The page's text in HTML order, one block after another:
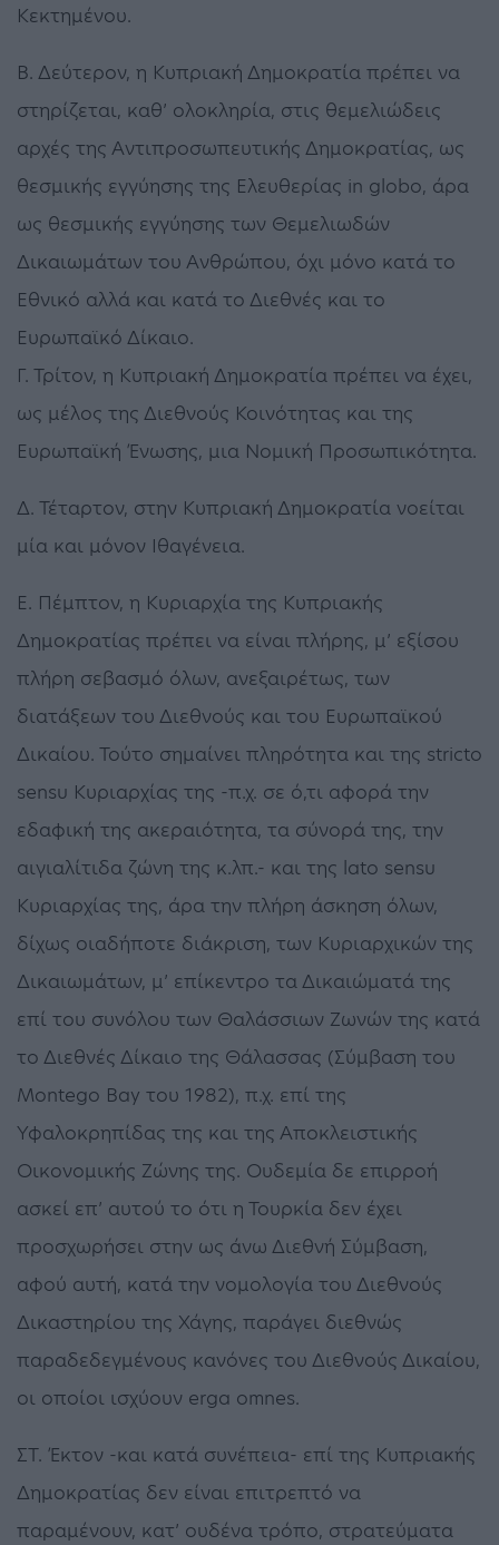
Κεκτημένου.
Β. Δεύτερον, η Κυπριακή Δημοκρατία πρέπει να
στηρίζεται, καθ’ ολοκληρία, στις θεμελιώδεις
αρχές της Αντιπροσωπευτικής Δημοκρατίας, ως
θεσμικής εγγύησης της Ελευθερίας in globo, άρα
ως θεσμικής εγγύησης των Θεμελιωδών
Δικαιωμάτων του Ανθρώπου, όχι μόνο κατά το
Εθνικό αλλά και κατά το Διεθνές και το
Ευρωπαϊκό Δίκαιο.
Γ. Τρίτον, η Κυπριακή Δημοκρατία πρέπει να έχει,
ως μέλος της Διεθνούς Κοινότητας και της
Ευρωπαϊκή Ένωσης, μια Νομική Προσωπικότητα.
Δ. Τέταρτον, στην Κυπριακή Δημοκρατία νοείται
μία και μόνον Ιθαγένεια.
Ε. Πέμπτον, η Κυριαρχία της Κυπριακής
Δημοκρατίας πρέπει να είναι πλήρης, μ’ εξίσου
πλήρη σεβασμό όλων, ανεξαιρέτως, των
διατάξεων του Διεθνούς και του Ευρωπαϊκού
Δικαίου. Τούτο σημαίνει πληρότητα και της stricto
sensu Κυριαρχίας της -π.χ. σε ό,τι αφορά την
εδαφική της ακεραιότητα, τα σύνορά της, την
αιγιαλίτιδα ζώνη της κ.λπ.- και της lato sensu
Κυριαρχίας της, άρα την πλήρη άσκηση όλων,
δίχως οιαδήποτε διάκριση, των Κυριαρχικών της
Δικαιωμάτων, μ’ επίκεντρο τα Δικαιώματά της
επί του συνόλου των Θαλάσσιων Ζωνών της κατά
το Διεθνές Δίκαιο της Θάλασσας (Σύμβαση του
Montego Bay του 1982), π.χ. επί της
Υφαλοκρηπίδας της και της Αποκλειστικής
Οικονομικής Ζώνης της. Ουδεμία δε επιρροή
ασκεί επ’ αυτού το ότι η Τουρκία δεν έχει
προσχωρήσει στην ως άνω Διεθνή Σύμβαση,
αφού αυτή, κατά την νομολογία του Διεθνούς
Δικαστηρίου της Χάγης, παράγει διεθνώς
παραδεδεγμένους κανόνες του Διεθνούς Δικαίου,
οι οποίοι ισχύουν erga omnes.
ΣΤ. Έκτον -και κατά συνέπεια- επί της Κυπριακής
Δημοκρατίας δεν είναι επιτρεπτό να
παραμένουν, κατ’ ουδένα τρόπο, στρατεύματα